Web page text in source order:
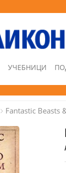
УЧЕБНИЦИ
Fantastic Beasts